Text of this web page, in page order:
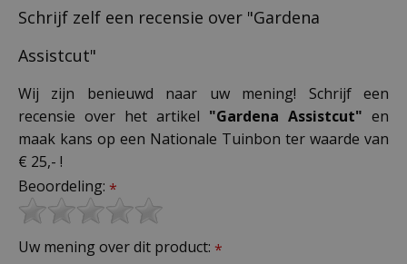
Schrijf zelf een recensie over "Gardena
Assistcut"
Wij zijn benieuwd naar uw mening! Schrijf een
recensie over het artikel "Gardena Assistcut" en
maak kans op een Nationale Tuinbon ter waarde van
€ 25,- !
Beoordeling: *
Uw mening over dit product: *